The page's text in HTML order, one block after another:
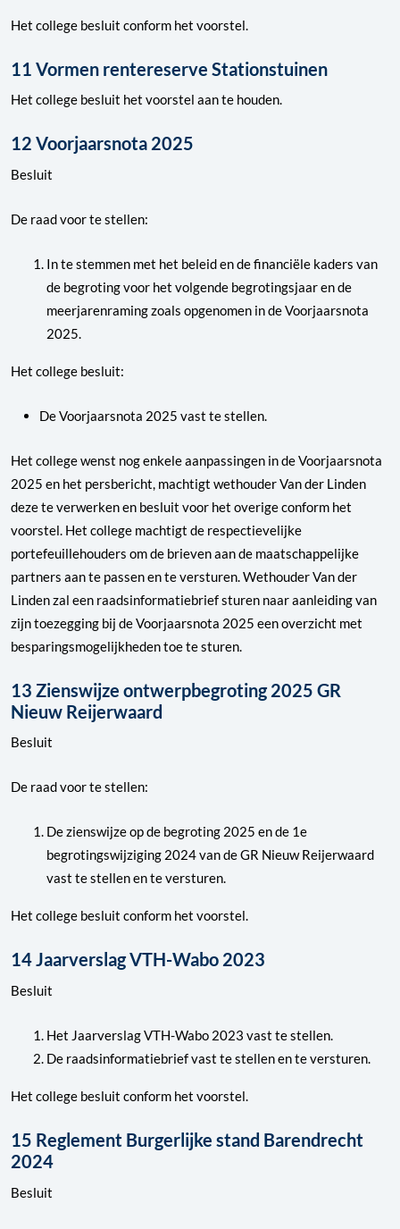
Het college besluit conform het voorstel.
11 Vormen rentereserve Stationstuinen
Het college besluit het voorstel aan te houden.
12 Voorjaarsnota 2025
Besluit
De raad voor te stellen:
In te stemmen met het beleid en de financiële kaders van
de begroting voor het volgende begrotingsjaar en de
meerjarenraming zoals opgenomen in de Voorjaarsnota
2025.
Het college besluit:
De Voorjaarsnota 2025 vast te stellen.
Het college wenst nog enkele aanpassingen in de Voorjaarsnota
2025 en het persbericht, machtigt wethouder Van der Linden
deze te verwerken en besluit voor het overige conform het
voorstel. Het college machtigt de respectievelijke
portefeuillehouders om de brieven aan de maatschappelijke
partners aan te passen en te versturen. Wethouder Van der
Linden zal een raadsinformatiebrief sturen naar aanleiding van
zijn toezegging bij de Voorjaarsnota 2025 een overzicht met
besparingsmogelijkheden toe te sturen.
13 Zienswijze ontwerpbegroting 2025 GR
Nieuw Reijerwaard
Besluit
De raad voor te stellen:
De zienswijze op de begroting 2025 en de 1e
begrotingswijziging 2024 van de GR Nieuw Reijerwaard
vast te stellen en te versturen.
Het college besluit conform het voorstel.
14 Jaarverslag VTH-Wabo 2023
Besluit
Het Jaarverslag VTH-Wabo 2023 vast te stellen.
De raadsinformatiebrief vast te stellen en te versturen.
Het college besluit conform het voorstel.
15 Reglement Burgerlijke stand Barendrecht
2024
Besluit